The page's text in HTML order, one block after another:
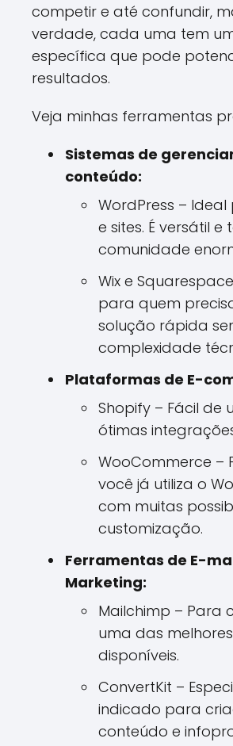
competir e até confundir,
verdade, cada uma tem
específica que pode
resultados.
Veja minhas ferramentas
Sistemas de
conteúdo:
WordPress –
e sites. É versátil e
comunidade
Wix e
para quem
solução rápida
complexidade
Plataformas de E-
Shopify – Fácil de
ótimas
WooCommerce –
você já utiliza o
com muitas
customização.
Ferramentas de E-
Marketing:
Mailchimp – Para
uma das
disponíveis.
ConvertKit –
indicado para
conteúdo e